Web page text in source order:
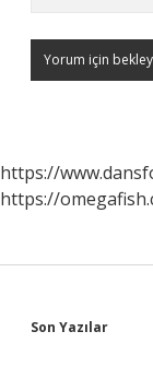
https://
https://
Son Yazılar